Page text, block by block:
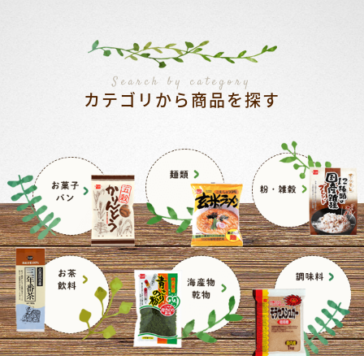
Search by category
カテゴリから商品を探す